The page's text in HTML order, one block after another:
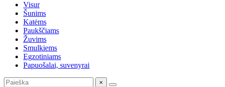
Visur
Šunims
Katėms
Paukščiams
Žuvims
Smulkiems
Egzotiniams
Papuošalai, suvenyrai
×